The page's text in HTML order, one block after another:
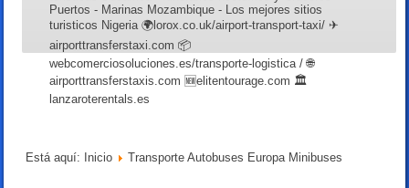
Puertos - Marinas Mozambique - Los mejores sitios
turisticos Nigeria 🌍lorox.co.uk/airport-transport-taxi/ ✈
airporttransferstaxi.com 📦
webcomerciosoluciones.es/transporte-logistica / 🌐
airporttransferstaxis.com 🆕elitentourage.com 🏛️
lanzaroterentals.es
Está aquí: Inicio Transporte Autobuses Europa Minibuses